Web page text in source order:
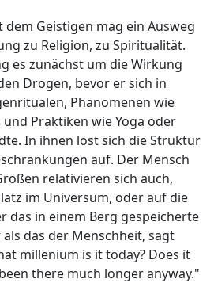
Geistigen mag ein Ausweg
zu Religion, zu Spiritualität.
es zunächst um die Wirkung
Drogen, bevor er sich in
Phänomenen wie
Praktiken wie Yoga oder
In ihnen löst sich die Struktur
auf. Der Mensch
relativieren sich auch,
im Universum, oder auf die
das in einem Berg gespeicherte
das der Menschheit, sagt
millenium is it today? Does it
there much longer anyway."